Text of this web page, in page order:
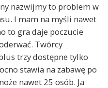
nazwijmy to problem w
I mam na myśli nawet
to gra daje poczucie
Twórcy
trzy dostępne tylko
stawia na zabawę po
nawet 25 osób. Ja